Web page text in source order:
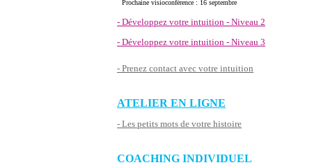
Prochaine visioconférence : 16 septembre
- Développez votre intuition - Niveau 2
- Développez votre intuition - Niveau 3
- Prenez contact avec votre intuition
ATELIER EN LIGNE
- Les petits mots de votre histoire
COACHING INDIVIDUEL